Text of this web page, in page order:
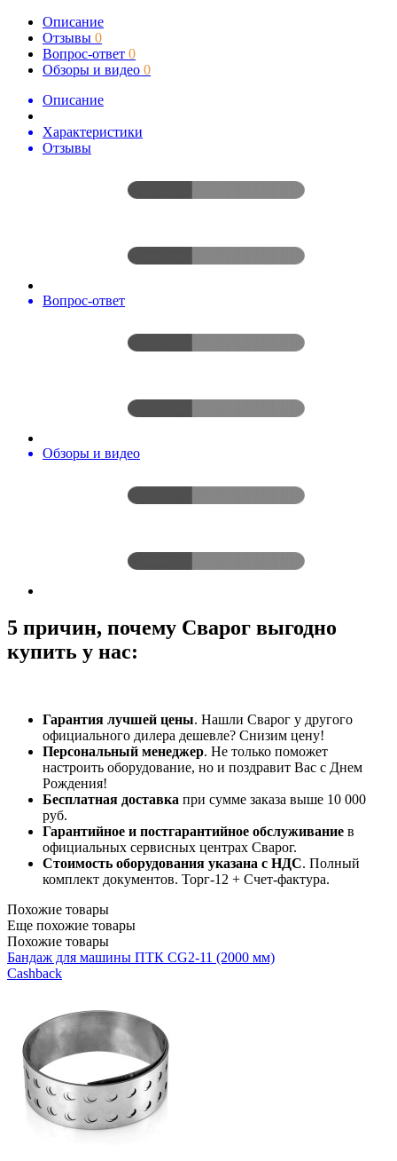
Описание
Отзывы 0
Вопрос-ответ 0
Обзоры и видео 0
Описание
Характеристики
Отзывы
Вопрос-ответ
Обзоры и видео
5 причин, почему Сварог выгодно
купить у нас:
Гарантия лучшей цены. Нашли Сварог у другого
официального дилера дешевле? Снизим цену!
Персональный менеджер. Не только поможет
настроить оборудование, но и поздравит Вас с Днем
Рождения!
Бесплатная доставка при сумме заказа выше 10 000
руб.
Гарантийное и постгарантийное обслуживание в
официальных сервисных центрах Сварог.
Стоимость оборудования указана с НДС. Полный
комплект документов. Торг-12 + Счет-фактура.​
Похожие товары
Еще похожие товары
Похожие товары
Бандаж для машины ПТК CG2-11 (2000 мм)
Cashback